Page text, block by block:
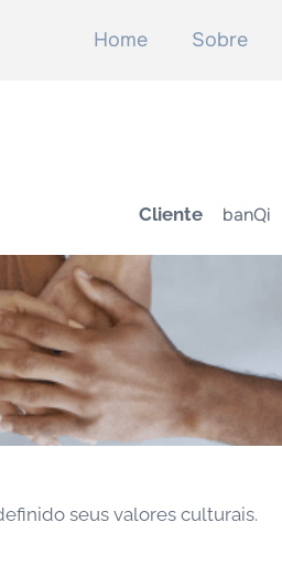
Home Sobre
Cliente banQi
seus valores culturais.